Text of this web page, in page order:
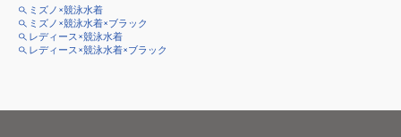
ミズノ×競泳水着
ミズノ×競泳水着×ブラック
レディース×競泳水着
レディース×競泳水着×ブラック